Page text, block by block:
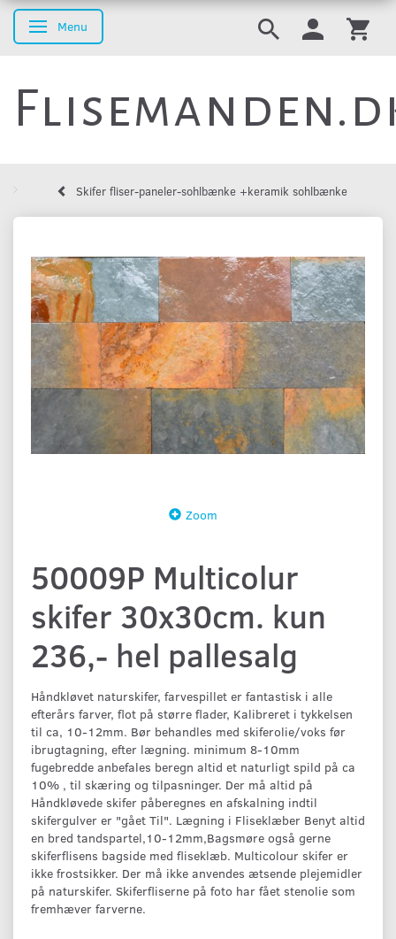
Skifte navigation
Menu
Skifer fliser-paneler-sohlbænke +keramik sohlbænke
Zoom
50009P Multicolur
skifer 30x30cm. kun
236,- hel pallesalg
Håndkløvet naturskifer, farvespillet er fantastisk i alle
efterårs farver, flot på større flader, Kalibreret i tykkelsen
til ca, 10-12mm. Bør behandles med skiferolie/voks før
ibrugtagning, efter lægning. minimum 8-10mm
fugebredde anbefales beregn altid et naturligt spild på ca
10% , til skæring og tilpasninger. Der må altid på
Håndkløvede skifer påberegnes en afskalning indtil
skifergulver er "gået Til". Lægning i Fliseklæber Benyt altid
en bred tandspartel,10-12mm,Bagsmøre også gerne
skiferflisens bagside med fliseklæb. Multicolour skifer er
ikke frostsikker. Der må ikke anvendes ætsende plejemidler
på naturskifer. Skiferfliserne på foto har fået stenolie som
fremhæver farverne.